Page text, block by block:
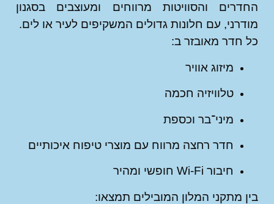
והסוויטות מרווחים ומעוצבים בסגנון
עם חלונות גדולים המשקיפים לעיר או לים.
חדר מאובזר ב:
מיזוג אוויר
טלוויזיה חכמה
מיני־בר וכספת
חדר רחצה מרווח עם מוצרי טיפוח איכותיים
חיבור Wi-Fi חופשי ומהיר
מתקני המלון המובילים תמצאו: